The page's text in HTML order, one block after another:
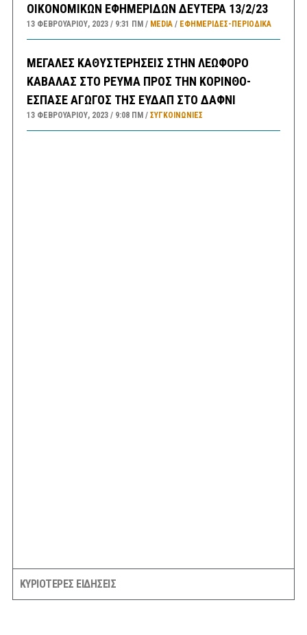
ΟΙΚΟΝΟΜΙΚΩΝ ΕΦΗΜΕΡΙΔΩΝ ΔΕΥΤΕΡΑ 13/2/23
13 ΦΕΒΡΟΥΑΡΊΟΥ, 2023 9:31 ΠΜ MEDIA/ ΕΦΗΜΕΡΊΔΕΣ-ΠΕΡΙΟΔΙΚΆ
ΜΕΓΑΛΕΣ ΚΑΘΥΣΤΕΡΗΣΕΙΣ ΣΤΗΝ ΛΕΩΦΟΡΟ
ΚΑΒΑΛΑΣ ΣΤΟ ΡΕΥΜΑ ΠΡΟΣ ΤΗΝ ΚΟΡΙΝΘΟ-
ΕΣΠΑΣΕ ΑΓΩΓΟΣ ΤΗΣ ΕΥΔΑΠ ΣΤΟ ΔΑΦΝΙ
13 ΦΕΒΡΟΥΑΡΊΟΥ, 2023 9:08 ΠΜ ΣΥΓΚΟΙΝΩΝΊΕΣ
ΚΥΡΙΟΤΕΡΕΣ ΕΙΔΗΣΕΙΣ